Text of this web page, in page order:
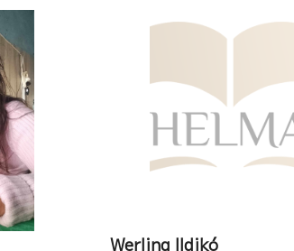
hobbi szinten
Werling Ildikó